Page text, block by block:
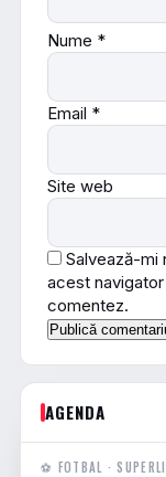
Nume *
Email *
Site web
Salvează-mi
acest
comentez.
AGENDA
⚽ FOTBAL ·